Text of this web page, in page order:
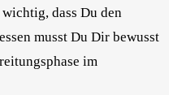
dass Du den
musst Du Dir bewusst
im